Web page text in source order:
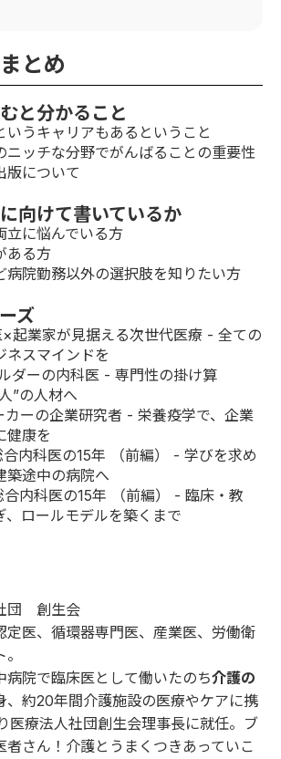
とめ
と分かること
いうキャリアもあるということ
ニッチな分野でがんばることの重要性
版について
向けて書いているか
立に悩んでいる方
ある方
病院勤務以外の選択肢を知りたい方
ズ
×起業家が見据える次世代医療 - 全ての
ネスマインドを
ダーの内科医 - 専門性の掛け算
”の人材へ
カーの企業研究者 - 栄養疫学で、企業
健康を
合内科医の15年 （前編） - 学びを求め
築途中の病院へ
合内科医の15年 （前編） - 臨床・教
、ロールモデルを築くまで
団 創生会
定医、循環器専門医、産業医、労働衛
病院で臨床医として働いたのち介護の
、約20年間介護施設の医療やケアに携
医療法人社団創生会理事長に就任。ブ
者さん！介護とうまくつきあっていこ